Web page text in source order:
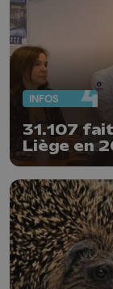
INFOS
31.107
Liège en